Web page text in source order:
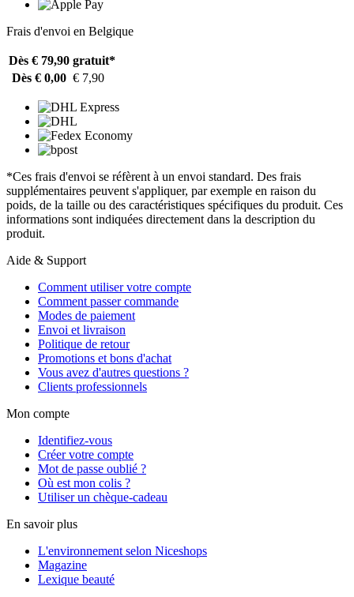
Frais d'envoi en Belgique
Dès € 79,90 gratuit*
Dès € 0,00 € 7,90
*Ces frais d'envoi se réfèrent à un envoi standard. Des frais
supplémentaires peuvent s'appliquer, par exemple en raison du
poids, de la taille ou des caractéristiques spécifiques du produit. Ces
informations sont indiquées directement dans la description du
produit.
Aide & Support
Comment utiliser votre compte
Comment passer commande
Modes de paiement
Envoi et livraison
Politique de retour
Promotions et bons d'achat
Vous avez d'autres questions ?
Clients professionnels
Mon compte
Identifiez-vous
Créer votre compte
Mot de passe oublié ?
Où est mon colis ?
Utiliser un chèque-cadeau
En savoir plus
L'environnement selon Niceshops
Magazine
Lexique beauté